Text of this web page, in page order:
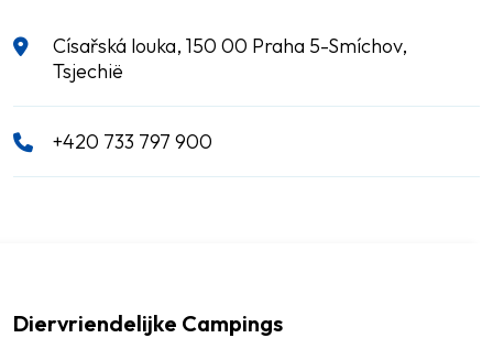
Císařská louka, 150 00 Praha 5-Smíchov,
Tsjechië
+420 733 797 900
Diervriendelijke Campings